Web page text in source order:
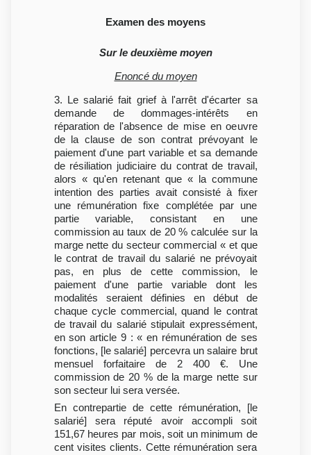
Examen des moyens
Sur le deuxième moyen
Enoncé du moyen
3. Le salarié fait grief à l'arrêt d'écarter sa
demande de dommages-intérêts en
réparation de l'absence de mise en oeuvre
de la clause de son contrat prévoyant le
paiement d'une part variable et sa demande
de résiliation judiciaire du contrat de travail,
alors « qu'en retenant que « la commune
intention des parties avait consisté à fixer
une rémunération fixe complétée par une
partie variable, consistant en une
commission au taux de 20 % calculée sur la
marge nette du secteur commercial « et que
le contrat de travail du salarié ne prévoyait
pas, en plus de cette commission, le
paiement d'une partie variable dont les
modalités seraient définies en début de
chaque cycle commercial, quand le contrat
de travail du salarié stipulait expressément,
en son article 9 : « en rémunération de ses
fonctions, [le salarié] percevra un salaire brut
mensuel forfaitaire de 2 400 €. Une
commission de 20 % de la marge nette sur
son secteur lui sera versée.
En contrepartie de cette rémunération, [le
salarié] sera réputé avoir accompli soit
151,67 heures par mois, soit un minimum de
cent visites clients. Cette rémunération sera